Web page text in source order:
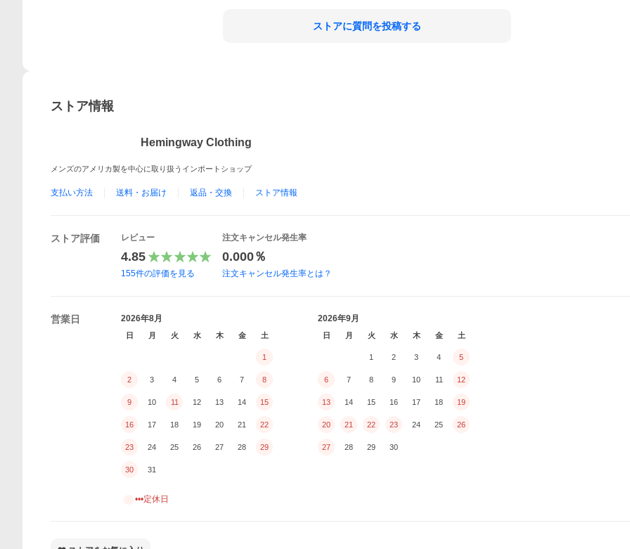
ストアに質問を投稿する
ストア情報
Hemingway Clothing
メンズのアメリカ製を中心に取り扱うインポートショップ
支払い方法 送料・お届け 返品・交換 ストア情報
ストア評価 レビュー
4.85
155件の評価を見る
注文キャンセル発生率
0.000％
注文キャンセル発生率とは？
営業日 2026年8月
日 月 火 水 木 金 土
1
2 3 4 5 6 7 8
9 10 11 12 13 14 15
16 17 18 19 20 21 22
23 24 25 26 27 28 29
30 31
2026年9月
日 月 火 水 木 金 土
1 2 3 4 5
6 7 8 9 10 11 12
13 14 15 16 17 18 19
20 21 22 23 24 25 26
27 28 29 30
•••定休日